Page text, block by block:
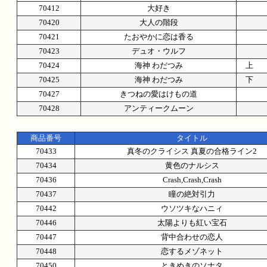
70412
大好き
70420
大人の階段
70421
たおやかに恋は香る
70423
デュオ・ウルフ
70424
海神 わだつみ
上
70425
海神 わだつみ
下
70427
きつねの愛はけもの道
70428
アンティークムーン
商品番号
タイトル
70433
真冬のクライシス 真夏の合格ライン2
70434
黄色のナルシス
70436
Crash,Crash,Crash
70437
瞳の絶対引力
70442
ウソツキなハニィ
70446
太陽よりも紅い宝石
70447
背中合わせの恋人
70448
恋するメゾネット